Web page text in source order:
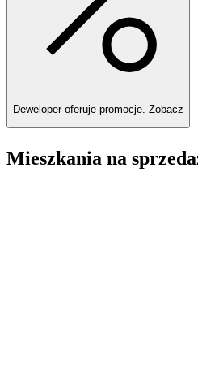
Deweloper oferuje promocje. Zobacz
Mieszkania na